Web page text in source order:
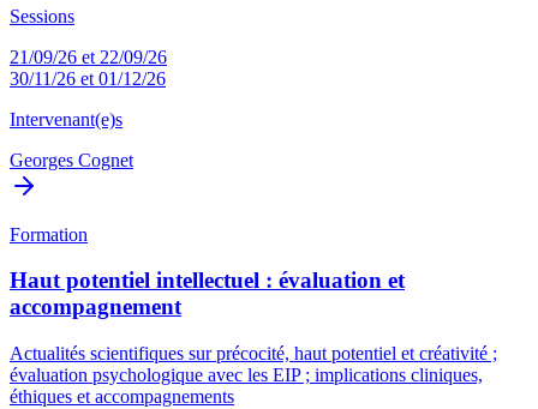
Sessions
21/09/26 et 22/09/26
30/11/26 et 01/12/26
Intervenant(e)s
Georges Cognet
Formation
Haut potentiel intellectuel : évaluation et
accompagnement
Actualités scientifiques sur précocité, haut potentiel et créativité ;
évaluation psychologique avec les EIP ; implications cliniques,
éthiques et accompagnements